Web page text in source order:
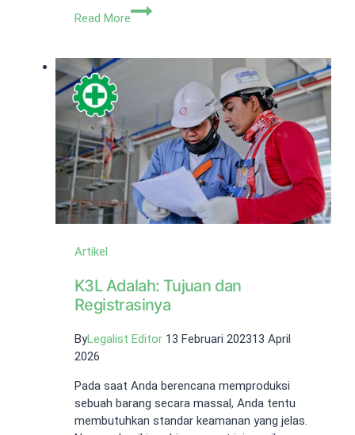
Read More
Syarat
Bengkel
Diketahui!
Artikel
K3L Adalah: Tujuan dan
Registrasinya
ByLegalist Editor 13 Februari 202313 April
2026
Pada saat Anda berencana memproduksi
sebuah barang secara massal, Anda tentu
membutuhkan standar keamanan yang jelas.